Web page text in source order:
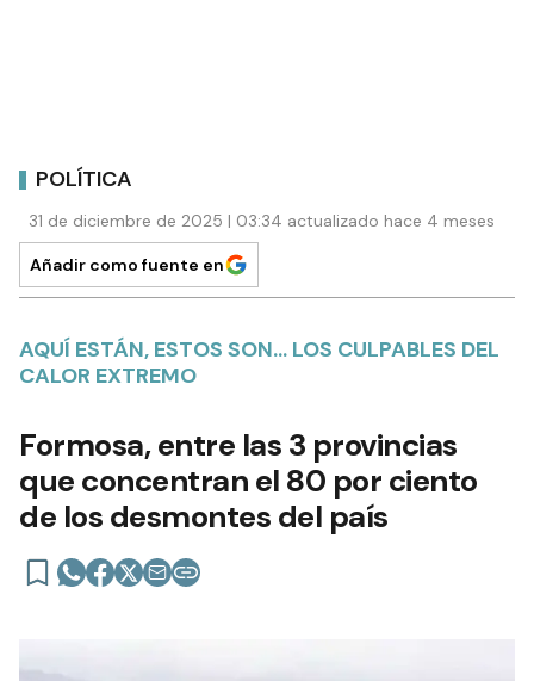
POLÍTICA
31 de diciembre de 2025 | 03:34 actualizado hace 4 meses
Añadir como fuente en
AQUÍ ESTÁN, ESTOS SON… LOS CULPABLES DEL
CALOR EXTREMO
Formosa, entre las 3 provincias
que concentran el 80 por ciento
de los desmontes del país